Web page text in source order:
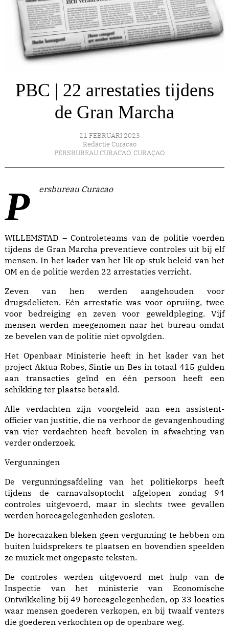
PBC | 22 arrestaties tijdens
de Gran Marcha
21 FEBRUARI 2023
Redactie Curacao
PERSBUREAU CURACAO, CURAÇAO
Persbureau Curacao
WILLEMSTAD – Controleteams van de politie voerden
tijdens de Gran Marcha preventieve controles uit bij elf
mensen. In het kader van het lik-op-stuk beleid van het
OM en de politie werden 22 arrestaties verricht.
Zeven van hen werden aangehouden voor
drugsdelicten. Eén arrestatie was voor opruiing, twee
voor bedreiging en zeven voor geweldpleging. Vijf
mensen werden meegenomen naar het bureau omdat
ze bevelen van de politie niet opvolgden.
Het Openbaar Ministerie heeft in het kader van het
project Aktua Robes, Sintie un Bes in totaal 415 gulden
aan transacties geïnd en één persoon heeft een
schikking ter plaatse betaald.
Alle verdachten zijn voorgeleid aan een assistent-
officier van justitie, die na verhoor de gevangenhouding
van vier verdachten heeft bevolen in afwachting van
verder onderzoek.
Vergunningen
De vergunningsafdeling van het politiekorps heeft
tijdens de carnavalsoptocht afgelopen zondag 94
controles uitgevoerd, maar in slechts twee gevallen
werden horecagelegenheden gesloten.
De horecazaken bleken geen vergunning te hebben om
buiten luidsprekers te plaatsen en bovendien speelden
ze muziek met ongepaste teksten.
De controles werden uitgevoerd met hulp van de
Inspectie van het ministerie van Economische
Ontwikkeling bij 49 horecagelegenheden, op 33 locaties
waar mensen goederen verkopen, en bij twaalf venters
die goederen verkochten op de openbare weg.